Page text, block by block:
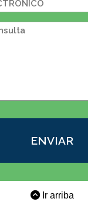
ENVIAR
Ir arriba